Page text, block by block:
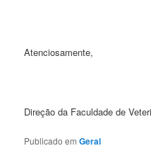
Atenciosamente,
Direção da Faculdade de
Publicado em Geral